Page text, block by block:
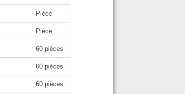
Pièce
Pièce
60 pièces
60 pièces
60 pièces